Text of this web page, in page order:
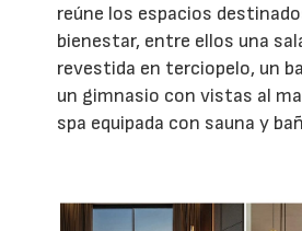
reúne los espacios
bienestar, entre ellos una
revestida en terciopelo, un
un gimnasio con vistas al
spa equipada con sauna y